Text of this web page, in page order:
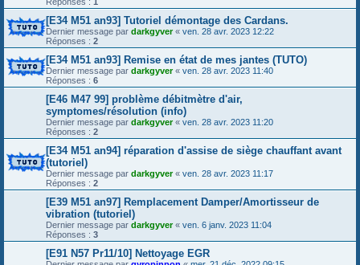
[E34 M51 an93] Tutoriel démontage des Cardans.
Dernier message par darkgyver« ven. 28 avr. 2023 12:22
Réponses : 2
[E34 M51 an93] Remise en état de mes jantes (TUTO)
Dernier message par darkgyver« ven. 28 avr. 2023 11:40
Réponses : 6
[E46 M47 99] problème débitmètre d'air,
symptomes/résolution (info)
Dernier message par darkgyver« ven. 28 avr. 2023 11:20
Réponses : 2
[E34 M51 an94] réparation d'assise de siège chauffant avant
(tutoriel)
Dernier message par darkgyver« ven. 28 avr. 2023 11:17
Réponses : 2
[E39 M51 an97] Remplacement Damper/Amortisseur de
vibration (tutoriel)
Dernier message par darkgyver« ven. 6 janv. 2023 11:04
Réponses : 3
[E91 N57 Pr11/10] Nettoyage EGR